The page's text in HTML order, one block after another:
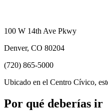
100 W 14th Ave Pkwy
Denver, CO 80204
(720) 865-5000
Ubicado en el Centro Cívico,
Por qué deberías ir